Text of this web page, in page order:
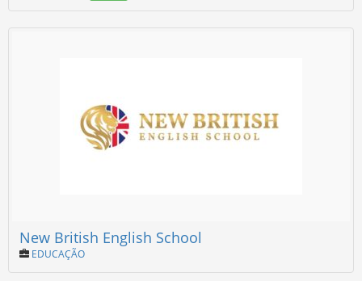
New British English School
EDUCAÇÃO